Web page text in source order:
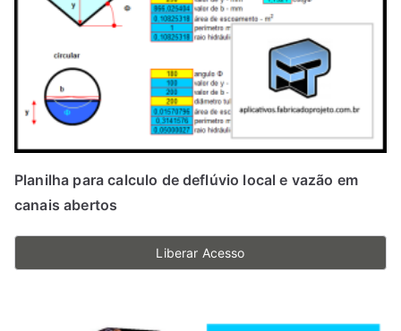
produto
Planilha para calculo de deflúvio local e vazão em
canais abertos
Liberar Acesso